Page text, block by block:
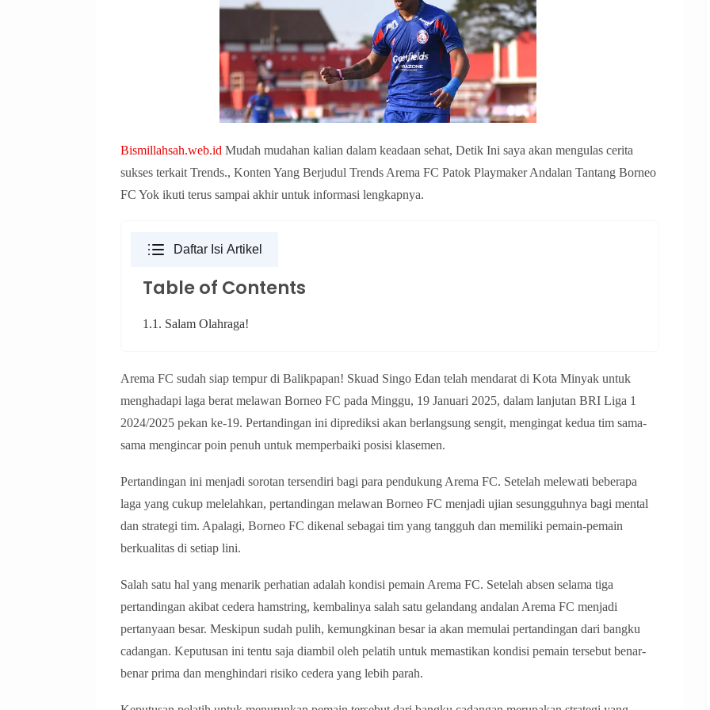
Bismillahsah.web.id Mudah mudahan kalian dalam keadaan sehat, Detik Ini saya akan mengulas cerita
sukses terkait Trends., Konten Yang Berjudul Trends Arema FC Patok Playmaker Andalan Tantang Borneo
FC Yok ikuti terus sampai akhir untuk informasi lengkapnya.
Daftar Isi Artikel
Table of Contents
1.1. Salam Olahraga!
Arema FC sudah siap tempur di Balikpapan! Skuad Singo Edan telah mendarat di Kota Minyak untuk
menghadapi laga berat melawan Borneo FC pada Minggu, 19 Januari 2025, dalam lanjutan BRI Liga 1
2024/2025 pekan ke-19. Pertandingan ini diprediksi akan berlangsung sengit, mengingat kedua tim sama-
sama mengincar poin penuh untuk memperbaiki posisi klasemen.
Pertandingan ini menjadi sorotan tersendiri bagi para pendukung Arema FC. Setelah melewati beberapa
laga yang cukup melelahkan, pertandingan melawan Borneo FC menjadi ujian sesungguhnya bagi mental
dan strategi tim. Apalagi, Borneo FC dikenal sebagai tim yang tangguh dan memiliki pemain-pemain
berkualitas di setiap lini.
Salah satu hal yang menarik perhatian adalah kondisi pemain Arema FC. Setelah absen selama tiga
pertandingan akibat cedera hamstring, kembalinya salah satu gelandang andalan Arema FC menjadi
pertanyaan besar. Meskipun sudah pulih, kemungkinan besar ia akan memulai pertandingan dari bangku
cadangan. Keputusan ini tentu saja diambil oleh pelatih untuk memastikan kondisi pemain tersebut benar-
benar prima dan menghindari risiko cedera yang lebih parah.